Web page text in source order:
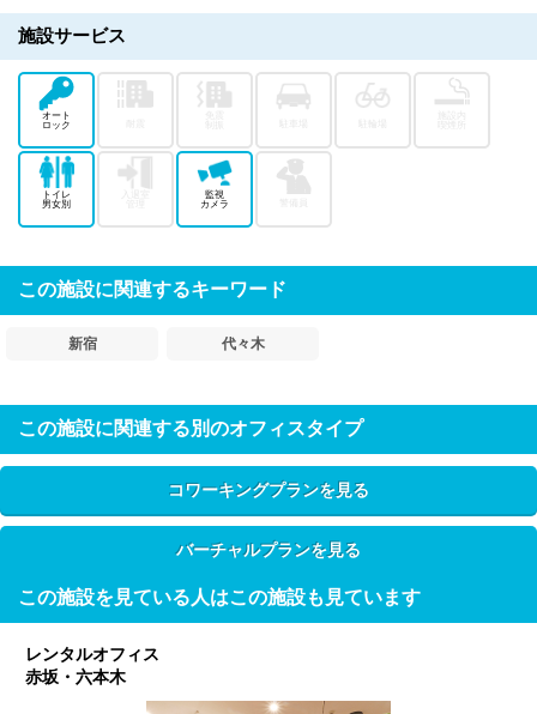
施設サービス
オート
ロック
トイレ
男女別
監視
カメラ
この施設に関連するキーワード
新宿 代々木
この施設に関連する別のオフィスタイプ
コワーキングプランを見る
バーチャルプランを見る
この施設を見ている人はこの施設も見ています
レンタルオフィス
赤坂・六本木